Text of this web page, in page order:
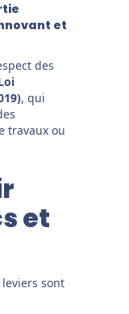
et
des
, qui
travaux ou
et
sont